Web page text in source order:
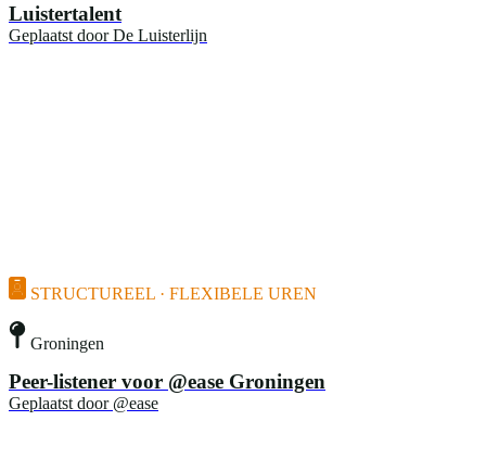
Luistertalent
Geplaatst door De Luisterlijn
STRUCTUREEL · FLEXIBELE UREN
Groningen
Peer-listener voor @ease Groningen
Geplaatst door @ease